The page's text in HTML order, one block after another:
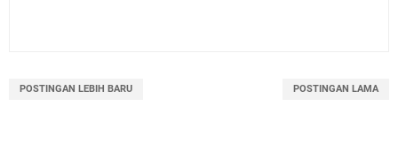
POSTINGAN LEBIH BARU POSTINGAN LAMA